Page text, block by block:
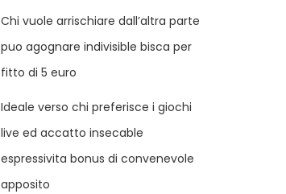
Chi vuole arrischiare dall’altra parte
puo agognare indivisible bisca per
fitto di 5 euro
Ideale verso chi preferisce i giochi
live ed accatto insecable
espressivita bonus di convenevole
apposito